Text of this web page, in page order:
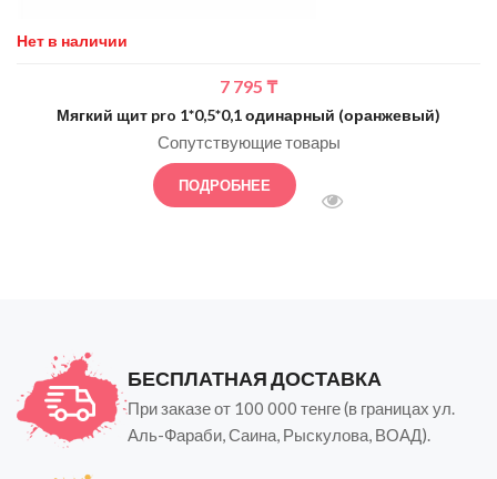
Нет в наличии
7 795 ₸
Мягкий щит pro 1*0,5*0,1 одинарный (оранжевый)
Сопутствующие товары
ПОДРОБНЕЕ
БЕСПЛАТНАЯ ДОСТАВКА
При заказе от 100 000 тенге (в границах ул.
Аль-Фараби, Саина, Рыскулова, ВОАД).